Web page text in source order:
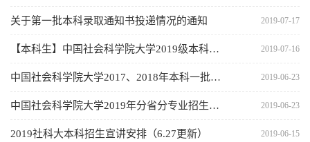
2019-07-17
关于第一批本科录取通知书投递情况的通知
2019-07-16
【本科生】中国社会科学院大学2019级本科新生入学须知
2019-06-23
中国社会科学院大学2017、2018年本科一批次录取分数一览
2019-06-23
中国社会科学院大学2019年分省分专业招生计划（含国家专项计划）
2019-06-15
2019社科大本科招生宣讲安排（6.27更新）